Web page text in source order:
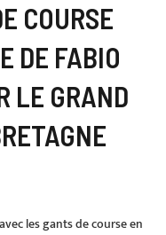
COURSE
DE FABIO
LE GRAND
les gants de course en